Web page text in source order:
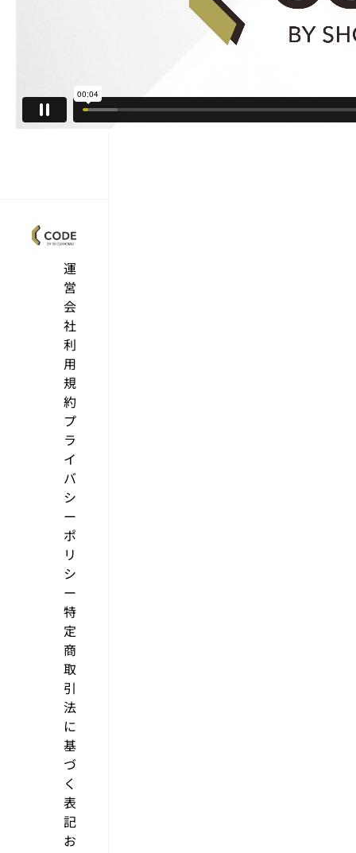
運
営
会
社
利
用
規
約
プ
ラ
イ
バ
シ
ー
ポ
リ
シ
ー
特
定
商
取
引
法
に
基
づ
く
表
記
お